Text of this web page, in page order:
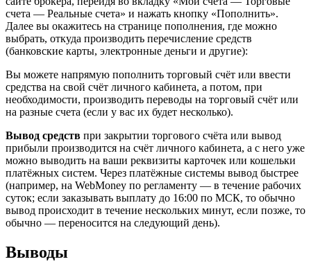
счета — Реальные счета» и нажать кнопку «Пополнить».
Далее вы окажитесь на странице пополнения, где можно
выбрать, откуда производить перечисление средств
(банковские карты, электронные деньги и другие):
Вы можете напрямую пополнить торговый счёт или ввести
средства на свой счёт личного кабинета, а потом, при
необходимости, производить переводы на торговый счёт или
на разные счета (если у вас их будет несколько).
Вывод средств при закрытии торгового счёта или вывод
прибыли производится на счёт личного кабинета, а с него уже
можно выводить на ваши реквизиты карточек или кошельки
платёжных систем. Через платёжные системы вывод быстрее
(например, на WebMoney по регламенту — в течение рабочих
суток; если заказывать выплату до 16:00 по МСК, то обычно
вывод происходит в течение нескольких минут, если позже, то
обычно — переносится на следующий день).
Выводы